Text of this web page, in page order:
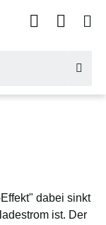
dabei sinkt
ist. Der